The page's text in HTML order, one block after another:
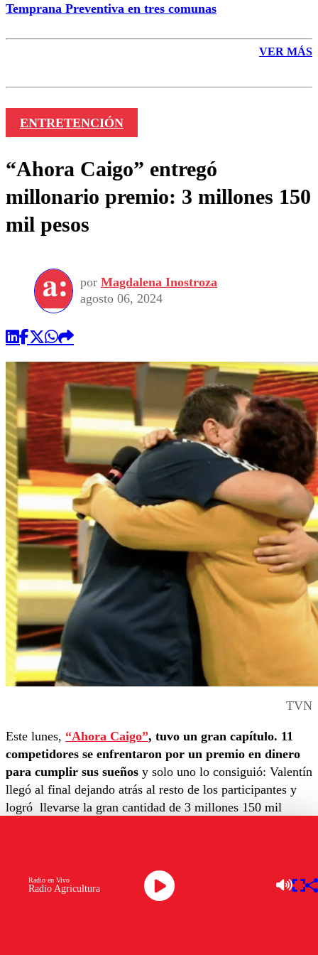
Temprana Preventiva en tres comunas
VER MÁS
ENTRETENCIÓN
“Ahora Caigo” entregó
millonario premio: 3 millones 150
mil pesos
por Magdalena Inostroza
agosto 06, 2024
TVN
Este lunes, “Ahora Caigo”, tuvo un gran capítulo. 11
competidores se enfrentaron por un premio en dinero
para cumplir sus sueños y solo uno lo consiguió: Valentín
llegó al final dejando atrás al resto de los participantes y
logró llevarse la gran cantidad de 3 millones 150 mil
su mamá Susana, y se transformó en el tercer líder del
capítulo,solo tuvo que vencer a dos participantes para
Radio Agricultura
Radio en Vivo